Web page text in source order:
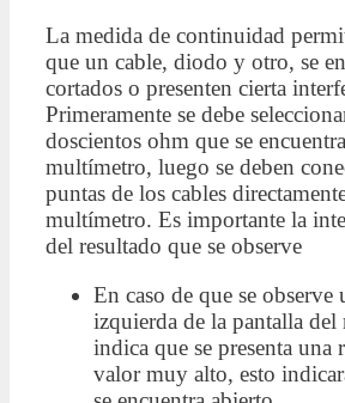
La medida de continuidad
que un cable, diodo y otro, se
cortados o presenten cierta
Primeramente se debe
doscientos ohm que se
multímetro, luego se deben
puntas de los cables
multímetro. Es importante la
del resultado que se observe
En caso de que se observe
izquierda de la pantalla
indica que se presenta una
valor muy alto, esto